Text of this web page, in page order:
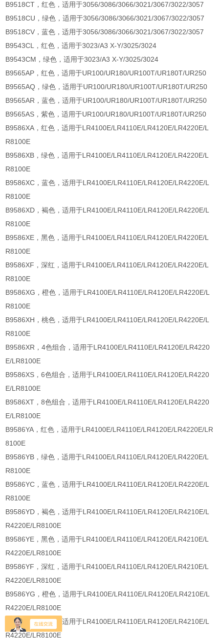
B9518CT，红色，适用于3056/3086/3066/3021/3067/3022/3057
B9518CU，绿色，适用于3056/3086/3066/3021/3067/3022/3057
B9518CV，蓝色，适用于3056/3086/3066/3021/3067/3022/3057
B9543CL，红色，适用于3023/A3 X-Y/3025/3024
B9543CM，绿色，适用于3023/A3 X-Y/3025/3024
B9565AP，红色，适用于UR100/UR180/UR100T/UR180T/UR250
B9565AQ，绿色，适用于UR100/UR180/UR100T/UR180T/UR250
B9565AR，蓝色，适用于UR100/UR180/UR100T/UR180T/UR250
B9565AS，紫色，适用于UR100/UR180/UR100T/UR180T/UR250
B9586XA，红色，适用于LR4100E/LR4110E/LR4120E/LR4220E/L
R8100E
B9586XB，绿色，适用于LR4100E/LR4110E/LR4120E/LR4220E/L
R8100E
B9586XC，蓝色，适用于LR4100E/LR4110E/LR4120E/LR4220E/L
R8100E
B9586XD，褐色，适用于LR4100E/LR4110E/LR4120E/LR4220E/L
R8100E
B9586XE，黑色，适用于LR4100E/LR4110E/LR4120E/LR4220E/L
R8100E
B9586XF，深红，适用于LR4100E/LR4110E/LR4120E/LR4220E/L
R8100E
B9586XG，橙色，适用于LR4100E/LR4110E/LR4120E/LR4220E/L
R8100E
B9586XH，桃色，适用于LR4100E/LR4110E/LR4120E/LR4220E/L
R8100E
B9586XR，4色组合，适用于LR4100E/LR4110E/LR4120E/LR4220
E/LR8100E
B9586XS，6色组合，适用于LR4100E/LR4110E/LR4120E/LR4220
E/LR8100E
B9586XT，8色组合，适用于LR4100E/LR4110E/LR4120E/LR4220
E/LR8100E
B9586YA，红色，适用于LR4100E/LR4110E/LR4120E/LR4220E/LR
8100E
B9586YB，绿色，适用于LR4100E/LR4110E/LR4120E/LR4220E/L
R8100E
B9586YC，蓝色，适用于LR4100E/LR4110E/LR4120E/LR4220E/L
R8100E
B9586YD，褐色，适用于LR4100E/LR4110E/LR4120E/LR4210E/L
R4220E/LR8100E
B9586YE，黑色，适用于LR4100E/LR4110E/LR4120E/LR4210E/L
R4220E/LR8100E
B9586YF，深红，适用于LR4100E/LR4110E/LR4120E/LR4210E/L
R4220E/LR8100E
B9586YG，橙色，适用于LR4100E/LR4110E/LR4120E/LR4210E/L
R4220E/LR8100E
B9586YH，桃色，适用于LR4100E/LR4110E/LR4120E/LR4210E/L
R4220E/LR8100E